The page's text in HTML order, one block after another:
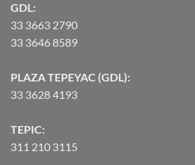
GDL:
33 3663 2790
33 3646 8589
PLAZA TEPEYAC (GDL):
33 3628 4193
TEPIC:
311 210 3115